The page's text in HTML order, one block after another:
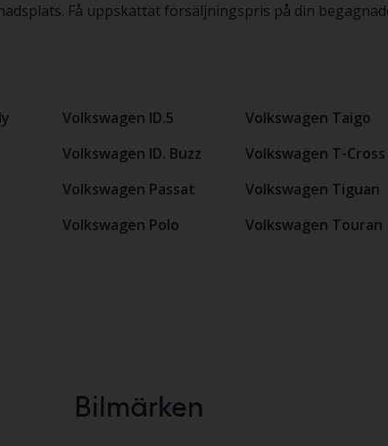
Få uppskattat försäljningspris på din
Volkswagen ID.5
Volkswagen ID. Buzz
Volkswagen Passat
Volkswagen Polo
Volkswagen Taigo
Volkswagen T-Cross
Volkswagen Tiguan
Volkswagen Touran
Bilmärken